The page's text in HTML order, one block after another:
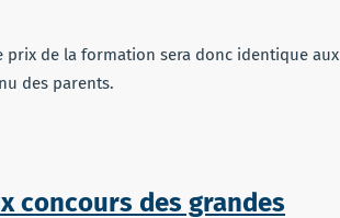
prix de la formation sera donc identique aux
des parents.
concours des grandes